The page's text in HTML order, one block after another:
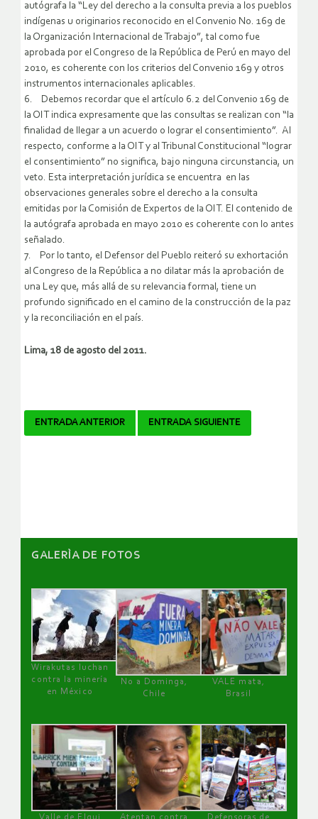
autógrafa la “Ley del derecho a la consulta previa a los pueblos
indígenas u originarios reconocido en el Convenio No. 169 de
la Organización Internacional de Trabajo”, tal como fue
aprobada por el Congreso de la República de Perú en mayo del
2010, es coherente con los criterios del Convenio 169 y otros
instrumentos internacionales aplicables.
6. Debemos recordar que el artículo 6.2 del Convenio 169 de
la OIT indica expresamente que las consultas se realizan con “la
finalidad de llegar a un acuerdo o lograr el consentimiento”. Al
respecto, conforme a la OIT y al Tribunal Constitucional “lograr
el consentimiento” no significa, bajo ninguna circunstancia, un
veto. Esta interpretación jurídica se encuentra en las
observaciones generales sobre el derecho a la consulta
emitidas por la Comisión de Expertos de la OIT. El contenido de
la autógrafa aprobada en mayo 2010 es coherente con lo antes
señalado.
7. Por lo tanto, el Defensor del Pueblo reiteró su exhortación
al Congreso de la República a no dilatar más la aprobación de
una Ley que, más allá de su relevancia formal, tiene un
profundo significado en el camino de la construcción de la paz
y la reconciliación en el país.
Lima, 18 de agosto del 2011.
Navegador
ENTRADA ANTERIOR ENTRADA SIGUIENTE
GALERÌA DE FOTOS
Wirakutas luchan
contra la minería
en México
No a Dominga,
Chile
VALE mata,
Brasil
Valle de Elqui
Atentan contra
Defensoras de